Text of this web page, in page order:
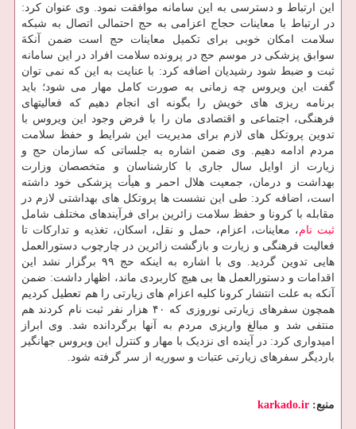
این ارتباط و دسترسی به این سامانه موافقت نمود. وی عنوان کرد:
در ارتباط با معاینات حجاج اعزامی به حج احتمالی اتصال به شبکه
سلامت امکان خوبی برای تکمیل معاینات حج است ضمن آنکهَ
سوابق پزشکی در موسم حج در پرونده سلامت افراد در این سامانه
ثبت و ضبط شود رشیدیان اضافه کرد: با عنایت به این که نمی توان
گفت این ویروس چه زمانی به صورت کامل مهار می شود؛ باید
برنامه ریزی های خویش را بگونه ای انجام دهیم که فعالیتهای
فرهنگی، اجتماعی و اقتصادی مان را با فرض وجود این ویروس با
تدوین پروتکل های لازم برای مدیریت این شرایط و حفظ سلامت
مردم ادامه دهیم. وی ضمن اشاره به جلساتی که سازمان حج و
زیارت از اوایل سال جاری با کارشناسان و متخصصان وزارت
بهداشت و درمان، جمعیت هلال احمر و هیأت پزشکی خود داشته
است، اضافه کرد: طی این نشست ها پروتکل های بهداشتی لازم در
مقابله با کرونا و حفظ سلامت زائرین برای فرآیندهای مختلف شامل
ثبت نام، معاینات، اعزام، حمل و نقل، اسکان، تغذیه و تدارکات تا
فعالیت فرهنگی و زیارت و بازگشت زائرین در چارچوب دستورالعمل
هایی تدوین گردید. وی با اشاره به اینکه حج ۹۹ برگزار نشد این
اقدامات و دستورالعمل ها بی هیچ کاربردی ماند، اظهار داشت: ضمن
آنکه به علت انتشار کرونا کلیه اعزام های زیارتی را هم تعطیل کردیم
همچون سفرهای زیارتی نوروزی که ۴۰ هزار نفر ثبت نام کردند هم
منتفی شد و مبالغ واریزی مردم به آنها برگردانده شد. وی ابراز
امیدواری کرد: در آینده ای نزدیک با مهار و کنترل این ویروس جهانگیر
باردیگر سفرهای زیارتی عتبات و سوریه از سر گرفته شود.
منبع: karkado.ir